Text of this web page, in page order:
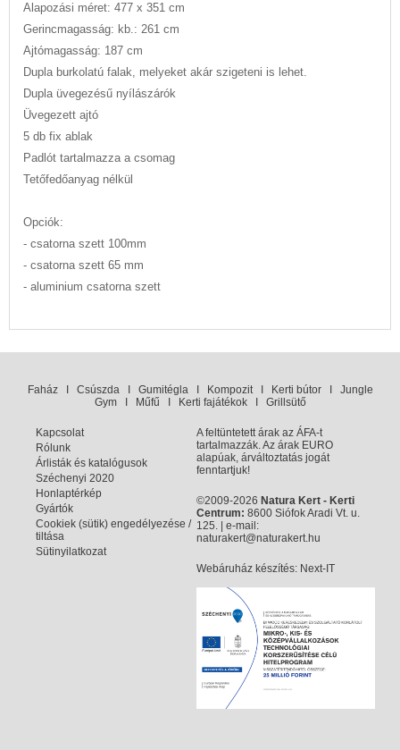
Alapozási méret: 477 x 351 cm
Gerincmagasság: kb.: 261 cm
Ajtómagasság: 187 cm
Dupla burkolatú falak, melyeket akár szigeteni is lehet.
Dupla üvegezésű nyílászárók
Üvegezett ajtó
5 db fix ablak
Padlót tartalmazza a csomag
Tetőfedőanyag nélkül
Opciók:
- csatorna szett 100mm
- csatorna szett 65 mm
- aluminium csatorna szett
FaházI CsúszdaI GumitéglaI KompozitI Kerti bútorI Jungle
GymI Műfű Kerti fajátékokI Grillsütő
Kapcsolat
Rólunk
Árlisták és katalógusok
Széchenyi 2020
Honlaptérkép
Gyártók
Cookiek (sütik) engedélyezése /
tiltása
Sütinyilatkozat
A feltüntetett árak az ÁFA-t
tartalmazzák. Az árak EURO
alapúak, árváltoztatás jogát
fenntartjuk!
©2009-2026 Natura Kert - Kerti
Centrum: 8600 Siófok Aradi Vt. u.
125. | e-mail:
naturakert@naturakert.hu
Webáruház készítés: Next-IT